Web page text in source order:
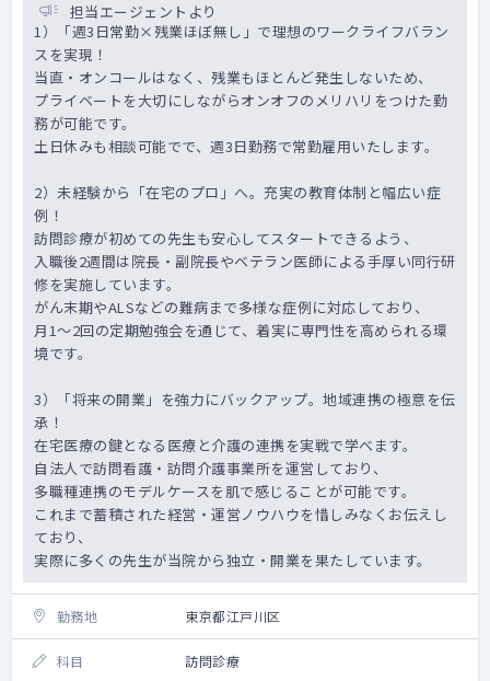
看護師3名～
診療時間：9:00～12:30/14:00～18:30
受付時間：9:00～12:00/14:00～18:00
18:30
祝日勤務ありなしは検討中となります
■そのほか
・昇給：あり
り）、参加費用補助あり
・カルテ：電子カルテ
・定年：60歳（65歳まで再雇用制度あり）
担当エージェントより
1）「週3日常勤×残業ほぼ無し」で理想のワークライフバラン
スを実現！
当直・オンコールはなく、残業もほとんど発生しないため、
プライベートを大切にしながらオンオフのメリハリをつけた勤
務が可能です。
土日休みも相談可能でで、週3日勤務で常勤雇用いたします。
2）未経験から「在宅のプロ」へ。充実の教育体制と幅広い症
例！
訪問診療が初めての先生も安心してスタートできるよう、
入職後2週間は院長・副院長やベテラン医師による手厚い同行研
修を実施しています。
がん末期やALSなどの難病まで多様な症例に対応しており、
月1～2回の定期勉強会を通じて、着実に専門性を高められる環
境です。
3）「将来の開業」を強力にバックアップ。地域連携の極意を伝
承！
在宅医療の鍵となる医療と介護の連携を実戦で学べます。
自法人で訪問看護・訪問介護事業所を運営しており、
多職種連携のモデルケースを肌で感じることが可能です。
これまで蓄積された経営・運営ノウハウを惜しみなくお伝えし
ており、
実際に多くの先生が当院から独立・開業を果たしています。
勤務地 東京都江戸川区
科目 訪問診療